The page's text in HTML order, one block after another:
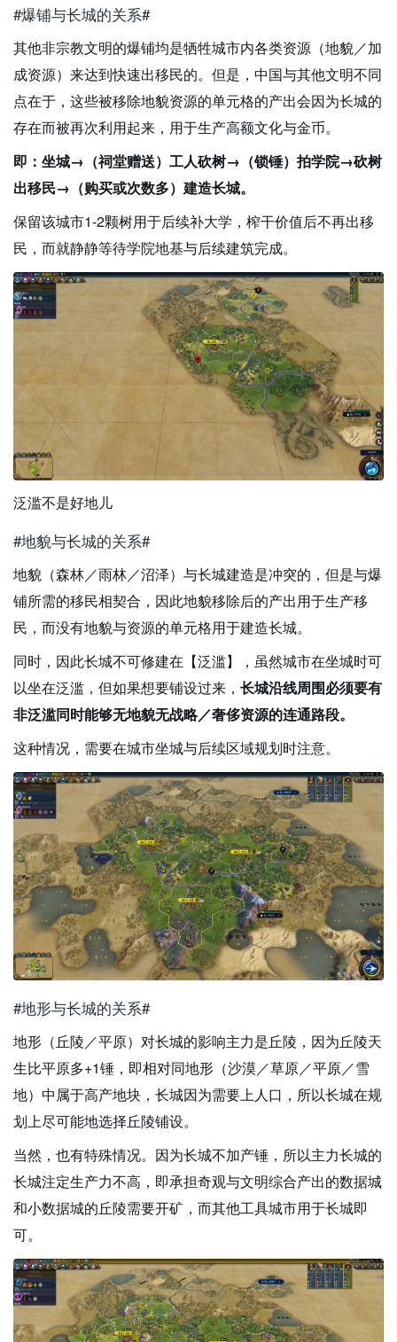
#爆铺与长城的关系#
其他非宗教文明的爆铺均是牺牲城市内各类资源（地貌／加
成资源）来达到快速出移民的。但是，中国与其他文明不同
点在于，这些被移除地貌资源的单元格的产出会因为长城的
存在而被再次利用起来，用于生产高额文化与金币。
即：坐城→（祠堂赠送）工人砍树→（锁锤）拍学院→砍树
出移民→（购买或次数多）建造长城。
保留该城市1-2颗树用于后续补大学，榨干价值后不再出移
民，而就静静等待学院地基与后续建筑完成。
泛滥不是好地儿
#地貌与长城的关系#
地貌（森林／雨林／沼泽）与长城建造是冲突的，但是与爆
铺所需的移民相契合，因此地貌移除后的产出用于生产移
民，而没有地貌与资源的单元格用于建造长城。
同时，因此长城不可修建在【泛滥】，虽然城市在坐城时可
以坐在泛滥，但如果想要铺设过来， 长城沿线周围必须要有
非泛滥同时能够无地貌无战略／奢侈资源的连通路段。
这种情况，需要在城市坐城与后续区域规划时注意。
#地形与长城的关系#
地形（丘陵／平原）对长城的影响主力是丘陵，因为丘陵天
生比平原多+1锤，即相对同地形（沙漠／草原／平原／雪
地）中属于高产地块，长城因为需要上人口，所以长城在规
划上尽可能地选择丘陵铺设。
当然，也有特殊情况。因为长城不加产锤，所以主力长城的
长城注定生产力不高，即承担奇观与文明综合产出的数据城
和小数据城的丘陵需要开矿，而其他工具城市用于长城即
可。